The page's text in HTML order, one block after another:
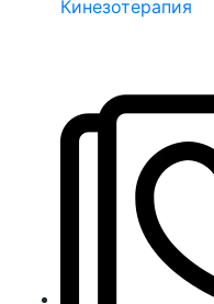
Кинезотерапия